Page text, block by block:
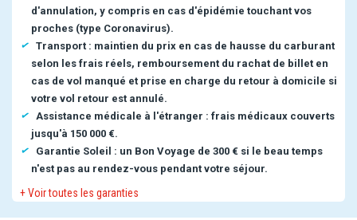
d'annulation, y compris en cas d'épidémie touchant vos
proches (type Coronavirus).
Transport : maintien du prix en cas de hausse du carburant
selon les frais réels, remboursement du rachat de billet en
cas de vol manqué et prise en charge du retour à domicile si
votre vol retour est annulé.
Assistance médicale à l'étranger : frais médicaux couverts
jusqu'à 150 000 €.
Garantie Soleil : un Bon Voyage de 300 € si le beau temps
n'est pas au rendez-vous pendant votre séjour.
+ Voir toutes les garanties